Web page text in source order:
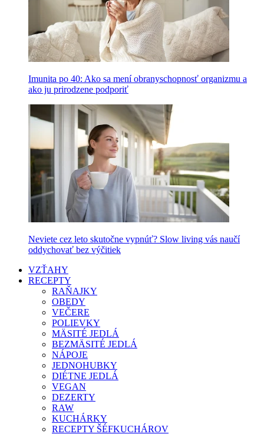
Imunita po 40: Ako sa mení obranyschopnosť organizmu a
ako ju prirodzene podporiť
Neviete cez leto skutočne vypnúť? Slow living vás naučí
oddychovať bez výčitiek
VZŤAHY
RECEPTY
RAŇAJKY
OBEDY
VEČERE
POLIEVKY
MÄSITÉ JEDLÁ
BEZMÄSITÉ JEDLÁ
NÁPOJE
JEDNOHUBKY
DIÉTNE JEDLÁ
VEGAN
DEZERTY
RAW
KUCHÁRKY
RECEPTY ŠÉFKUCHÁROV